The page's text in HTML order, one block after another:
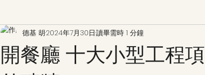
開餐廳 十大小型工程
德基 胡2024年7月30日讀畢需時 1 分鐘